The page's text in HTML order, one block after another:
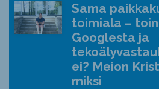
Sama
toimiala –
Googlesta ja
ei? Meion
miksi